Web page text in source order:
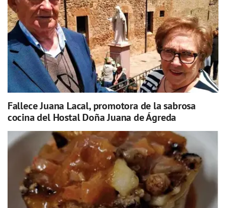
Fallece Juana Lacal, promotora de la sabrosa
cocina del Hostal Doña Juana de Ágreda